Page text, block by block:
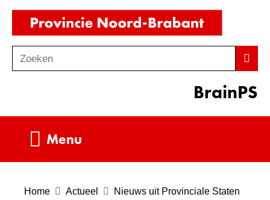
Ga
de
inhoud
o
Zoeken
BrainPS
Menu
Home Actueel Nieuws uit Provinciale Staten